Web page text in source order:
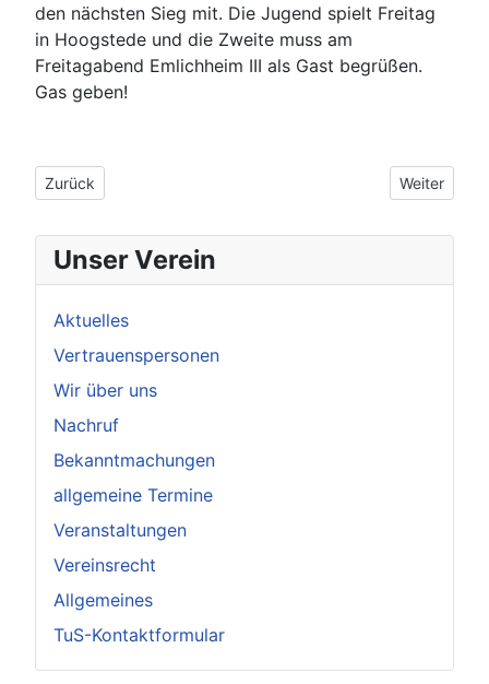
Unser Verein
Aktuelles
Vertrauenspersonen
Wir über uns
Nachruf
Bekanntmachungen
allgemeine Termine
Veranstaltungen
Vereinsrecht
Allgemeines
TuS-Kontaktformular
den nächsten Sieg mit. Die Jugend spielt Freitag
in Hoogstede und die Zweite muss am
Freitagabend Emlichheim III als Gast begrüßen.
Gas geben!
Vorheriger Beitrag: Vereinsheld: Holger Aarnink
Zurück Nächster
Weiter